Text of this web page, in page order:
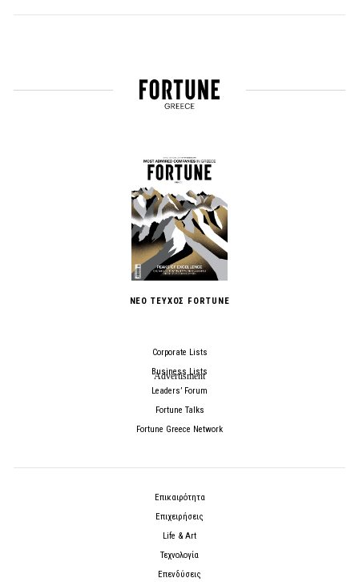
ΝΕΟ ΤΕΥΧΟΣ FORTUNE
Corporate Lists
Business Lists
Leaders’ Forum
Fortune Talks
Fortune Greece Network
Επικαιρότητα
Επιχειρήσεις
Life & Art
Τεχνολογία
Επενδύσεις